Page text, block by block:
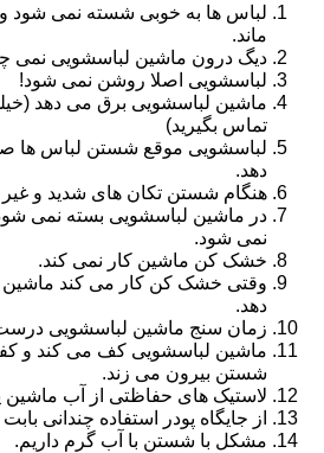
لباس ها به خوبی شسته نمی شود
ماند.
دیگ درون ماشین لباسشویی نمی
لباسشویی اصلا روشن نمی شود!
ماشین لباسشویی برق می دهد
تماس بگیرید)
لباسشویی موقع شستن لباس ها
دهد.
هنگام شستن تکان های شدید و غیر
در ماشین لباسشویی بسته نمی شود
نمی شود.
خشک کن ماشین کار نمی کند.
وقتی خشک کن کار می کند ماشین
دهد.
زمان سنج ماشین لباسشویی
ماشین لباسشویی کف می کند و
شستن بیرون می زند.
لاستیک های حفاظتی از آب
از جایگاه پودر استفاده چندانی
مشکل با شستن با آب گرم داریم.